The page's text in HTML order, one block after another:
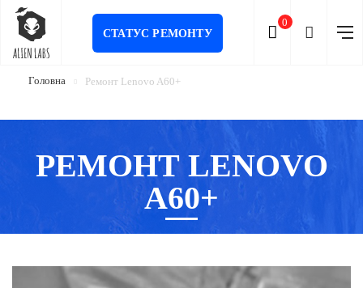
Головна Ремонт Lenovo A60+
РЕМОНТ LENOVO
A60+
СТАТУС РЕМОНТУ
0